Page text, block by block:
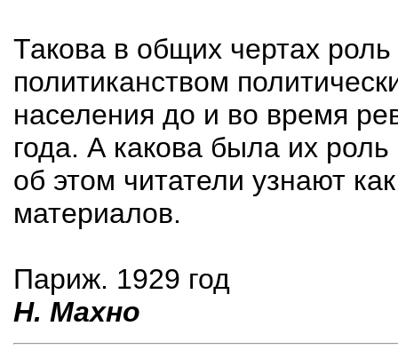
Такова в общих чертах роль
политиканством
населения до и во время
года. А какова была их
об этом читатели узнают
материалов.
Париж. 1929 год
Н. Махно